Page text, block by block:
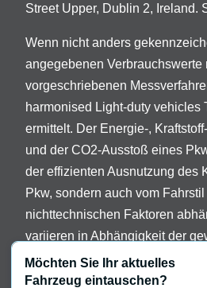
Street Upper, Dublin 2, Ireland.
Wenn nicht anders
angegebenen Verbrauchswerte
vorgeschriebenen
harmonised Light-duty vehicles
ermittelt. Der Energie-,
und der CO2-Ausstoß eines
der effizienten Ausnutzung des
Pkw, sondern auch vom
nichttechnischen Faktoren
variieren in Abhängigkeit der
Sonderausstattungen.
Verbrauchsangaben: Die
Möchten Sie Ihr aktuelles
Fahrzeug eintauschen?